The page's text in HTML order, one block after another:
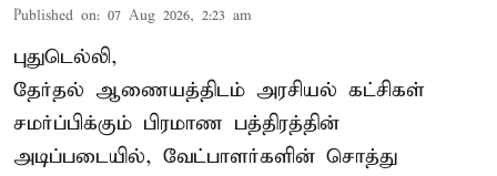
Published on: 07 Aug 2026, 2:23 am
புதுடெல்லி,
தேர்தல் ஆணையத்திடம் அரசியல் கட்சிகள்
சமர்ப்பிக்கும் பிரமாண பத்திரத்தின்
அடிப்படையில், வேட்பாளர்களின் சொத்து